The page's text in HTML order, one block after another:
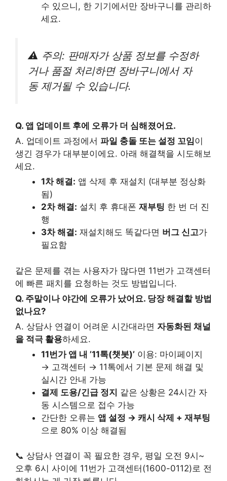
수 있으니, 한 기기에서만 장바구니를 관리하
세요.
⚠️ 주의: 판매자가 상품 정보를 수정하
거나 품절 처리하면 장바구니에서 자
동 제거될 수 있습니다.
Q. 앱 업데이트 후에 오류가 더 심해졌어요.
A. 업데이트 과정에서 파일 충돌 또는 설정 꼬임이
생긴 경우가 대부분이에요. 아래 해결책을 시도해보
세요.
1차 해결: 앱 삭제 후 재설치 (대부분 정상화
됨)
2차 해결: 설치 후 휴대폰 재부팅 한 번 더 진
행
3차 해결: 재설치해도 똑같다면 버그 신고가
필요함
같은 문제를 겪는 사용자가 많다면 11번가 고객센터
에 빠른 패치를 요청하는 것도 방법입니다.
Q. 주말이나 야간에 오류가 났어요. 당장 해결할 방법
없나요?
A. 상담사 연결이 어려운 시간대라면 자동화된 채널
을 적극 활용하세요.
11번가 앱 내 ’11톡(챗봇)’ 이용: 마이페이지
→ 고객센터 → 11톡에서 기본 문제 해결 및
실시간 안내 가능
결제 도용/긴급 정지 같은 상황은 24시간 자
동 시스템으로 접수 가능
간단한 오류는 앱 설정 → 캐시 삭제 + 재부팅
으로 80% 이상 해결됨
📞 상담사 연결이 꼭 필요한 경우, 평일 오전 9시~
오후 6시 사이에 11번가 고객센터(1600-0112)로 전